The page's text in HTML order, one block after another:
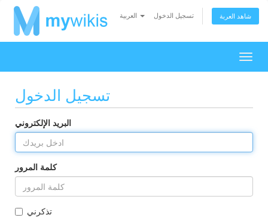
تسجيل الدخول شاهد العربة
تبديل
التنقل
تسجيل الدخول
البريد الإلكتروني
كلمة المرور
تذكرني